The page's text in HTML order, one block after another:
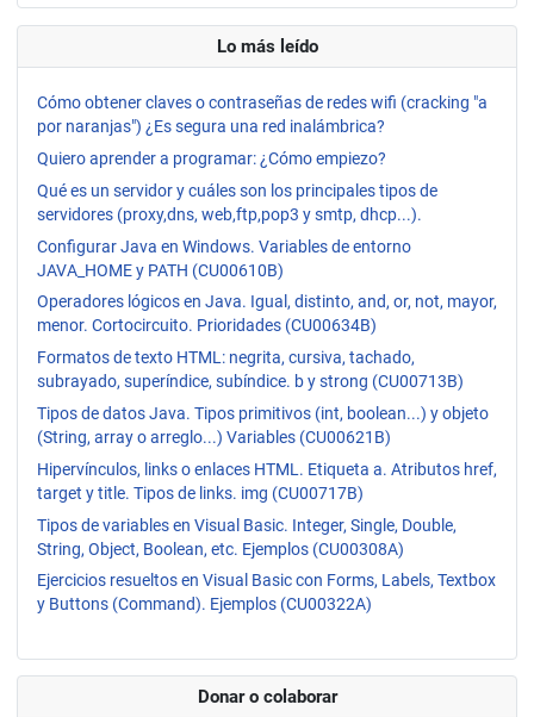
Lo más leído
Cómo obtener claves o contraseñas de redes wifi (cracking "a
por naranjas") ¿Es segura una red inalámbrica?
Quiero aprender a programar: ¿Cómo empiezo?
Qué es un servidor y cuáles son los principales tipos de
servidores (proxy,dns, web,ftp,pop3 y smtp, dhcp...).
Configurar Java en Windows. Variables de entorno
JAVA_HOME y PATH (CU00610B)
Operadores lógicos en Java. Igual, distinto, and, or, not, mayor,
menor. Cortocircuito. Prioridades (CU00634B)
Formatos de texto HTML: negrita, cursiva, tachado,
subrayado, superíndice, subíndice. b y strong (CU00713B)
Tipos de datos Java. Tipos primitivos (int, boolean...) y objeto
(String, array o arreglo...) Variables (CU00621B)
Hipervínculos, links o enlaces HTML. Etiqueta a. Atributos href,
target y title. Tipos de links. img (CU00717B)
Tipos de variables en Visual Basic. Integer, Single, Double,
String, Object, Boolean, etc. Ejemplos (CU00308A)
Ejercicios resueltos en Visual Basic con Forms, Labels, Textbox
y Buttons (Command). Ejemplos (CU00322A)
Donar o colaborar